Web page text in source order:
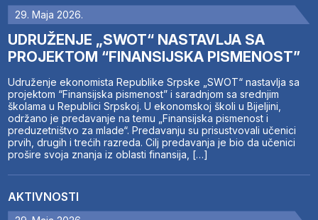
29. Maja 2026.
UDRUŽENJE „SWOT“ NASTAVLJA SA
PROJEKTOM “FINANSIJSKA PISMENOST”
Udruženje ekonomista Republike Srpske „SWOT“ nastavlja sa
projektom “Finansijska pismenost” i saradnjom sa srednjim
školama u Republici Srpskoj. U ekonomskoj školi u Bijeljini,
održano je predavanje na temu „Finansijska pismenost i
preduzetništvo za mlade“. Predavanju su prisustvovali učenici
prvih, drugih i trećih razreda. Cilj predavanja je bio da učenici
prošire svoja znanja iz oblasti finansija, […]
AKTIVNOSTI